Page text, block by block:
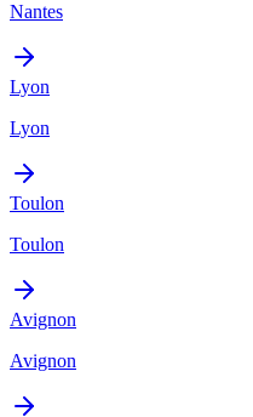
Nantes
Lyon
Lyon
Toulon
Toulon
Avignon
Avignon